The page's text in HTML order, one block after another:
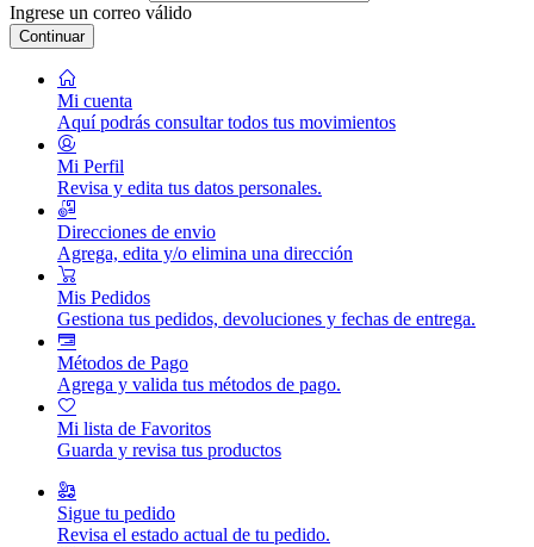
Ingrese un correo válido
Continuar
Mi cuenta
Aquí podrás consultar todos tus movimientos
Mi Perfil
Revisa y edita tus datos personales.
Direcciones de envio
Agrega, edita y/o elimina una dirección
Mis Pedidos
Gestiona tus pedidos, devoluciones y fechas de entrega.
Métodos de Pago
Agrega y valida tus métodos de pago.
Mi lista de Favoritos
Guarda y revisa tus productos
Sigue tu pedido
Revisa el estado actual de tu pedido.